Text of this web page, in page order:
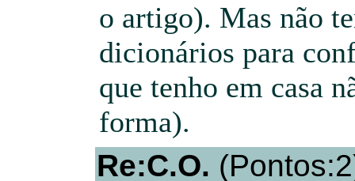
o artigo). Mas não
dicionários para
que tenho em casa
forma).
Re:C.O.